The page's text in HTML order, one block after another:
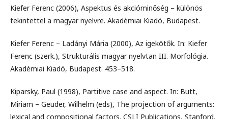
Kiefer Ferenc (2006), Aspektus és akcióminőség – különös
tekintettel a magyar nyelvre. Akadémiai Kiadó, Budapest.
Kiefer Ferenc – Ladányi Mária (2000), Az igekötők. In: Kiefer
Ferenc (szerk.), Strukturális magyar nyelvtan III. Morfológia.
Akadémiai Kiadó, Budapest. 453–518.
Kiparsky, Paul (1998), Partitive case and aspect. In: Butt,
Miriam – Geuder, Wilhelm (eds), The projection of arguments:
lexical and compositional factors. CSLI Publications, Stanford,